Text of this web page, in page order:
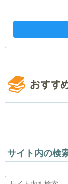
サイト内の検